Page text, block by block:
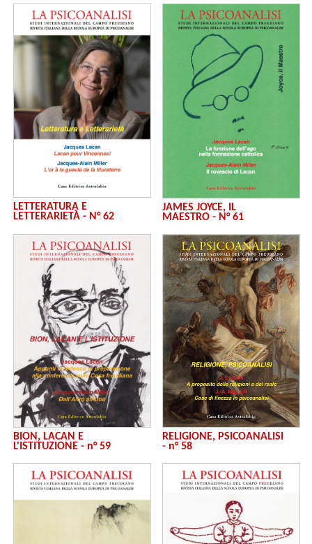
LETTERATURA E
LETTERARIETÀ - N° 62
JAMES JOYCE, IL
MAESTRO - N° 61
BION, LACAN E
L'ISTITUZIONE - n° 59
RELIGIONE, PSICOANALISI
- n° 58